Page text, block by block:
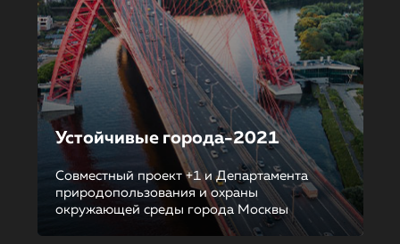
Устойчивые города-2021
Совместный проект +1 и Департамента
природопользования и охраны
окружающей среды города Москвы